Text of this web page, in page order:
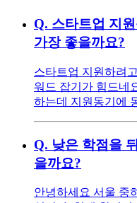
Q. 스타트업 지
가장 좋을까요?
스타트업 지원하려
워드 잡기가 힘드네
하는데 지원동기에
Q. 낮은 학점을
을까요?
안녕하세요 서울 중